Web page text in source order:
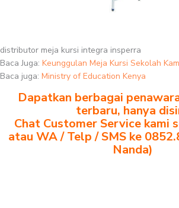
distributor meja kursi integra insperra
Baca Juga: Keunggulan Meja Kursi Sekolah
Baca juga: Ministry of Education Kenya
Dapatkan berbagai
terbaru, hanya
Chat Customer Service kami
atau WA / Telp / SMS ke
Nanda)